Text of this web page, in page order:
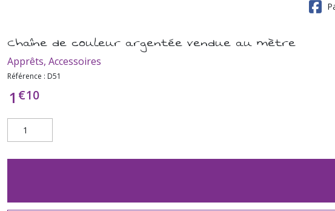
Chaîne de couleur argentée vendue au mètre
Apprêts, Accessoires
Référence : D51
1 €10